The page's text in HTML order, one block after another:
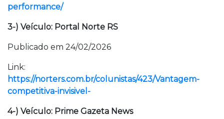
performance/
3-) Veículo: Portal Norte RS
Publicado em 24/02/2026
Link:
https://norters.com.br/colunistas/423/Vantagem-
competitiva-invisivel-
4-) Veículo: Prime Gazeta News